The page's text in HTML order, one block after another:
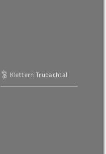
Klettern Trubachtal